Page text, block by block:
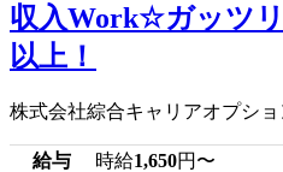
収入Work☆ガッツ
以上！
株式会社綜合キャリアオプショ
給与 時給1,650円〜